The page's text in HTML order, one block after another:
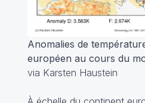
Anomalies de
européen au cours du
via Karsten Haustein